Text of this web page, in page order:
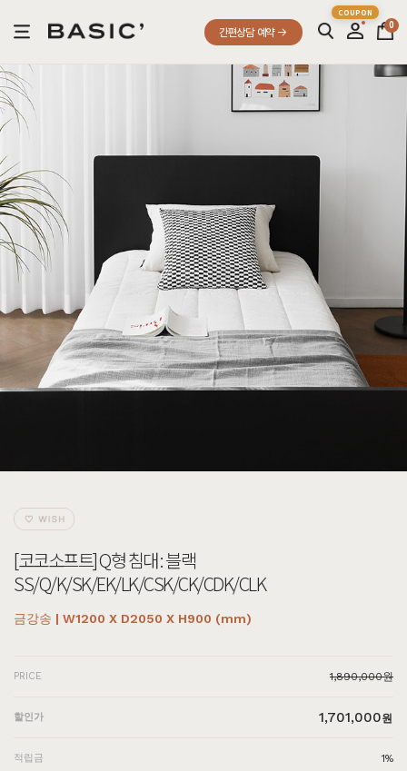
간편상담 예약
0
[코코소프트] Q형 침대 : 블랙
SS/Q/K/SK/EK/LK/CSK/CK/CDK/CLK
금강송 | W1200 X D2050 X H900 (mm)
PRICE 1,890,000원
할인가 1,701,000원
적립금 1%